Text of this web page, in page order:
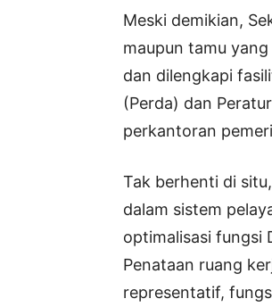
Meski demikian,
maupun tamu
dan dilengkapi
(Perda) dan
perkantoran
Tak berhenti di
dalam sistem
optimalisasi fungsi
Penataan ruang
representatif,